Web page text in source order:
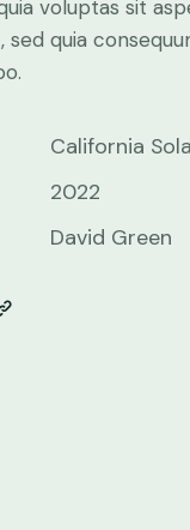
voluptas sit
quia
California
2022
David Green